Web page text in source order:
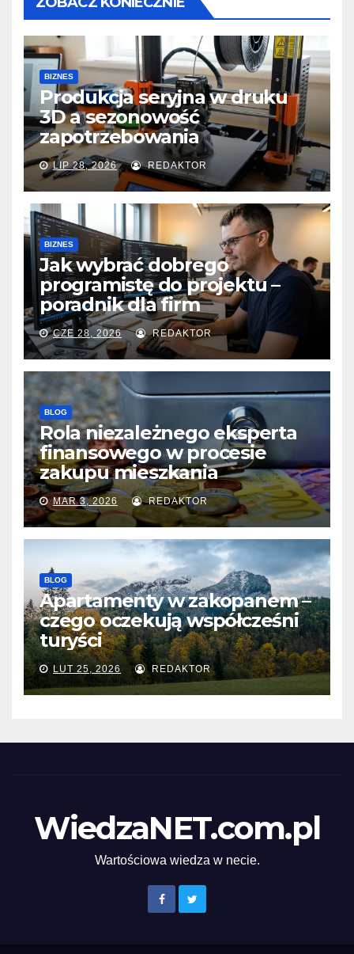
BIZNES
Produkcja seryjna w druku
3D a sezonowość
zapotrzebowania
LIP 28, 2026 REDAKTOR
BIZNES
Jak wybrać dobrego
programistę do projektu –
poradnik dla firm
CZE 28, 2026 REDAKTOR
BLOG
Rola niezależnego eksperta
finansowego w procesie
zakupu mieszkania
MAR 3, 2026 REDAKTOR
BLOG
Apartamenty w zakopanem –
czego oczekują współcześni
turyści
LUT 25, 2026 REDAKTOR
WiedzaNET.com.pl
Wartościowa wiedza w necie.